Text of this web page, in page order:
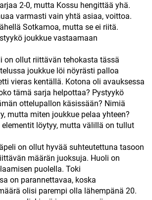
2-0, mutta Kossu hengittää yhä.
varmasti vain yhtä asiaa, voittoa.
Sotkamoa, mutta se ei riitä.
joukkue vastaamaan
on ollut riittävän tehokasta tässä
joukkue löi nöyrästi palloa
vieras kentällä. Kotona oli avauksessa
tämä sarja helpottaa? Pystyykö
ottelupallon käsissään? Nimiä
mutta miten joukkue pelaa yhteen?
löytyy, mutta välillä on tullut
on ollut hyvää suhteutettuna tasoon
määrän juoksuja. Huoli on
puolella. Toki
on parannettavaa, koska
olisi parempi olla lähempänä 20.